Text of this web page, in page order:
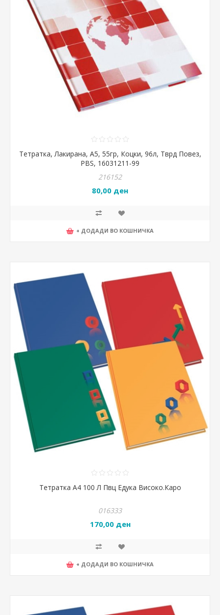
Тетратка, Лакирана, А5, 55гр, Коцки, 96л, Тврд Повез,
PBS, 16031211-99
216152
80,00 ден
+ ДОДАДИ ВО КОШНИЧКА
Тетратка А4 100 Л Пвц Едука Високо.Каро
016333
170,00 ден
+ ДОДАДИ ВО КОШНИЧКА